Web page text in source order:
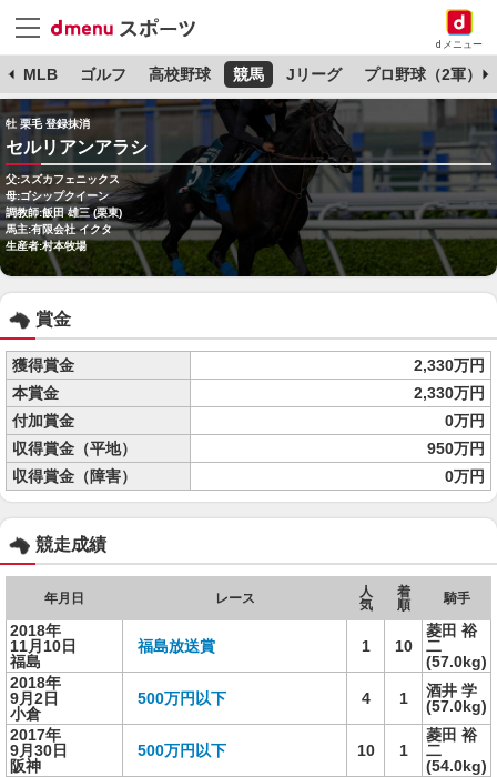
dメニュー
MLB ゴルフ 高校野球 競馬 Jリーグ プロ野球（2軍）
牡 栗毛 登録抹消
セルリアンアラシ
父:スズカフェニックス
母:ゴシップクイーン
調教師:飯田 雄三 (栗東)
馬主:有限会社 イクタ
生産者:村本牧場
賞金
獲得賞金
2,330万円
本賞金
2,330万円
付加賞金
0万円
収得賞金（平地）
950万円
収得賞金（障害）
0万円
競走成績
年月日 レース
人
気
着
順
騎手
2018年
11月10日
福島
福島放送賞 1 10
菱田 裕
二
(57.0kg)
2018年
9月2日
小倉
500万円以下 4 1
酒井 学
(57.0kg)
2017年
9月30日
阪神
500万円以下 10 1
菱田 裕
二
(54.0kg)